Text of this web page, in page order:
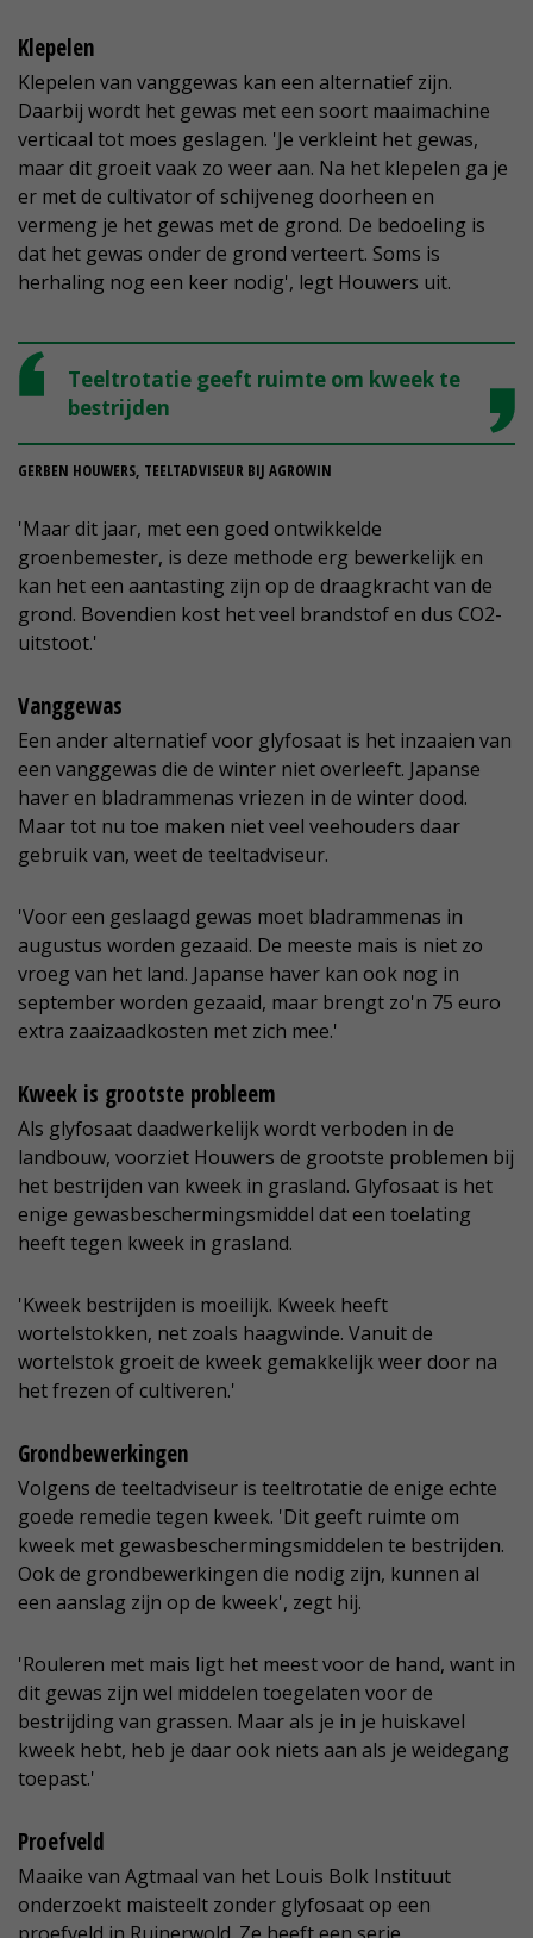
Klepelen
Klepelen van vanggewas kan een alternatief zijn.
Daarbij wordt het gewas met een soort maaimachine
verticaal tot moes geslagen. 'Je verkleint het gewas,
maar dit groeit vaak zo weer aan. Na het klepelen ga je
er met de cultivator of schijveneg doorheen en
vermeng je het gewas met de grond. De bedoeling is
dat het gewas onder de grond verteert. Soms is
herhaling nog een keer nodig', legt Houwers uit.
Teeltrotatie geeft ruimte om kweek te
bestrijden
GERBEN HOUWERS, TEELTADVISEUR BIJ AGROWIN
'Maar dit jaar, met een goed ontwikkelde
groenbemester, is deze methode erg bewerkelijk en
kan het een aantasting zijn op de draagkracht van de
grond. Bovendien kost het veel brandstof en dus CO2-
uitstoot.'
Vanggewas
Een ander alternatief voor glyfosaat is het inzaaien van
een vanggewas die de winter niet overleeft. Japanse
haver en bladrammenas vriezen in de winter dood.
Maar tot nu toe maken niet veel veehouders daar
gebruik van, weet de teeltadviseur.
'Voor een geslaagd gewas moet bladrammenas in
augustus worden gezaaid. De meeste mais is niet zo
vroeg van het land. Japanse haver kan ook nog in
september worden gezaaid, maar brengt zo'n 75 euro
extra zaaizaadkosten met zich mee.'
Kweek is grootste probleem
Als glyfosaat daadwerkelijk wordt verboden in de
landbouw, voorziet Houwers de grootste problemen bij
het bestrijden van kweek in grasland. Glyfosaat is het
enige gewasbeschermingsmiddel dat een toelating
heeft tegen kweek in grasland.
'Kweek bestrijden is moeilijk. Kweek heeft
wortelstokken, net zoals haagwinde. Vanuit de
wortelstok groeit de kweek gemakkelijk weer door na
het frezen of cultiveren.'
Grondbewerkingen
Volgens de teeltadviseur is teeltrotatie de enige echte
goede remedie tegen kweek. 'Dit geeft ruimte om
kweek met gewasbeschermingsmiddelen te bestrijden.
Ook de grondbewerkingen die nodig zijn, kunnen al
een aanslag zijn op de kweek', zegt hij.
'Rouleren met mais ligt het meest voor de hand, want in
dit gewas zijn wel middelen toegelaten voor de
bestrijding van grassen. Maar als je in je huiskavel
kweek hebt, heb je daar ook niets aan als je weidegang
toepast.'
Proefveld
Maaike van Agtmaal van het Louis Bolk Instituut
onderzoekt maisteelt zonder glyfosaat op een